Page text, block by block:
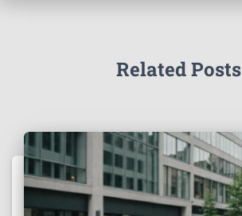
Related Posts